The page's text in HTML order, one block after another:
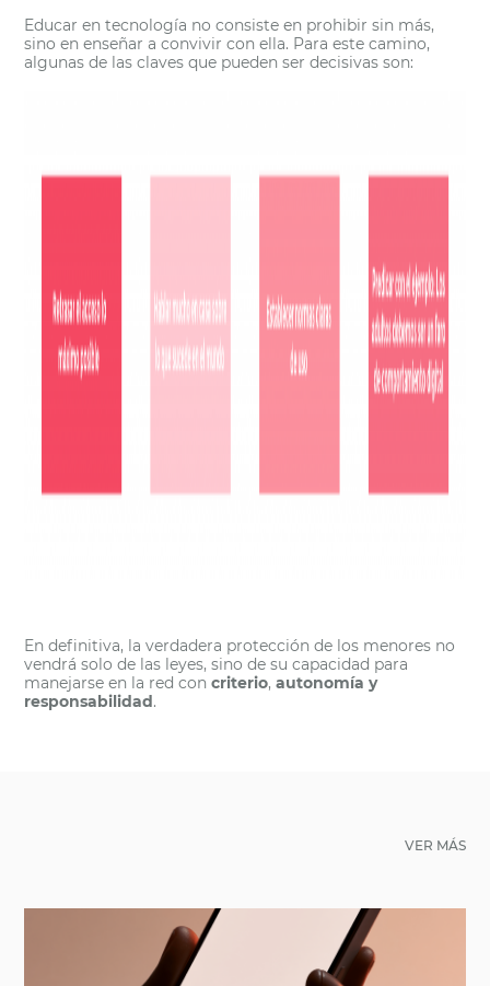
Educar en tecnología no consiste en prohibir sin más,
sino en enseñar a convivir con ella. Para este camino,
algunas de las claves que pueden ser decisivas son:
En definitiva, la verdadera protección de los menores no
vendrá solo de las leyes, sino de su capacidad para
manejarse en la red concriterio,autonomía y
responsabilidad.
VER MÁS